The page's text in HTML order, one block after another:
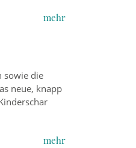
mehr
sowie die
neue, knapp
mehr